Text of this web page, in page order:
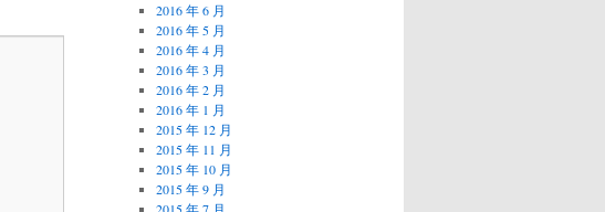
2016 年 6 月
2016 年 5 月
2016 年 4 月
2016 年 3 月
2016 年 2 月
2016 年 1 月
2015 年 12 月
2015 年 11 月
2015 年 10 月
2015 年 9 月